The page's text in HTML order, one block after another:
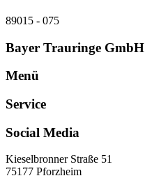
89015 - 075
Bayer Trauringe GmbH
Menü
Service
Social Media
Kieselbronner Straße 51
75177 Pforzheim